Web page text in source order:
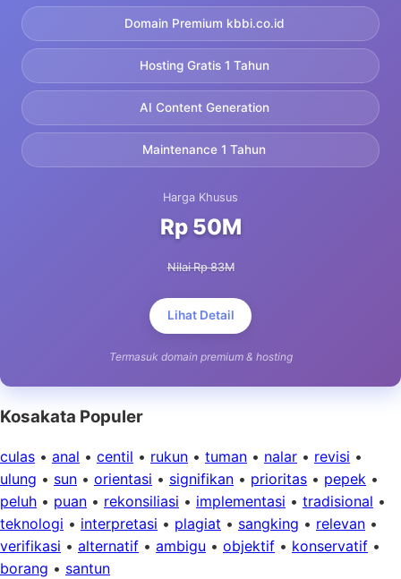
Domain Premium kbbi.co.id
Hosting Gratis 1 Tahun
AI Content Generation
Maintenance 1 Tahun
Harga Khusus
Rp 50M
Nilai Rp 83M
Lihat Detail
Termasuk domain premium & hosting
Kosakata Populer
culas • anal • centil • rukun • tuman • nalar • revisi •
ulung • sun • orientasi • signifikan • prioritas • pepek •
peluh • puan • rekonsiliasi • implementasi • tradisional •
teknologi • interpretasi • plagiat • sangking • relevan •
verifikasi • alternatif • ambigu • objektif • konservatif •
borang • santun